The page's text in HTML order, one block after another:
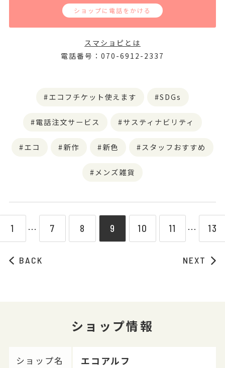
ショップに電話をかける
スマショピとは
電話番号：070-6912-2337
エコフチケット使えます SDGs
電話注文サービス サスティナビリティ
エコ 新作 新色 スタッフおすすめ
メンズ雑貨
BACK
1 ⋯ 7 8 9 10 11 ⋯ 13
NEXT
ショップ情報
ショップ名 エコアルフ